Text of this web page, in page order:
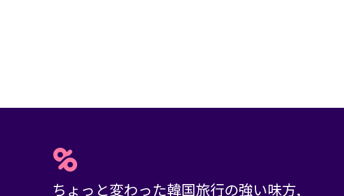
ちょっと変わった韓国旅行の強い味方,